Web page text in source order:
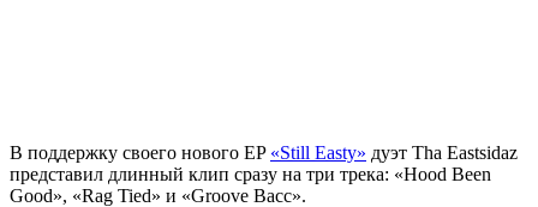
В поддержку своего нового EP «Still Easty» дуэт Tha Eastsidaz
представил длинный клип сразу на три трека: «Hood Been
Good», «Rag Tied» и «Groove Bacc».